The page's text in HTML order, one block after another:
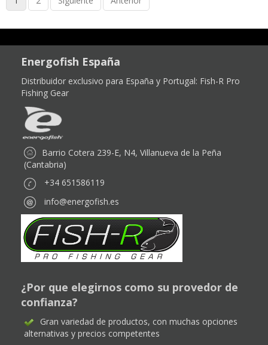
Energofish España
Distribuidor exclusivo para España y Portugal: Fish-R Pro
Fishing Gear
Barrio Cotera 239-E, N4, Villanueva de la Peña
(Cantabria)
+34 651586119
info@energofish.es
¿Por que elegirnos como su provedor de
confianza?
Gran variedad de productos, con muchas opciones
alternativas y precios competentes